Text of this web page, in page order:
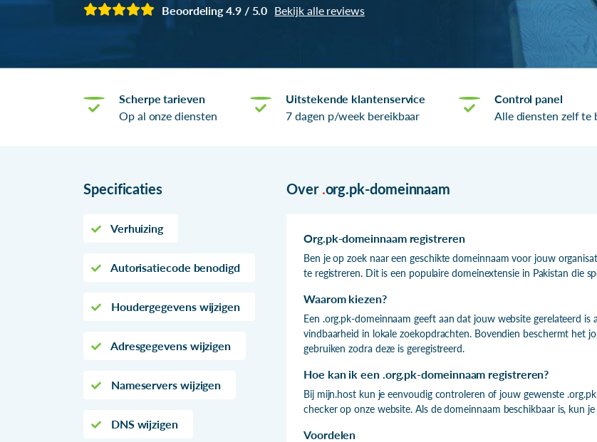
Beoordeling 4.9 / 5.0 Bekijk alle reviews
Scherpe tarieven
Op al onze diensten
Uitstekende klantenservice
7 dagen p/week bereikbaar
Control panel
Alle diensten zelf te
Specificaties
Verhuizing
Autorisatiecode benodigd
Houdergegevens wijzigen
Adresgegevens wijzigen
Nameservers wijzigen
DNS wijzigen
Over .org.pk-domeinnaam
Org.pk-domeinnaam registreren
Ben je op zoek naar een geschikte domeinnaam voor jouw
te registreren. Dit is een populaire domeinextensie in Pakistan die
Waarom kiezen?
Een .org.pk-domeinnaam geeft aan dat jouw website gerelateerd
vindbaarheid in lokale zoekopdrachten. Bovendien beschermt het
gebruiken zodra deze is geregistreerd.
Hoe kan ik een .org.pk-domeinnaam registreren?
Bij mijn.host kun je eenvoudig controleren of jouw gewenste
checker op onze website. Als de domeinnaam beschikbaar is, kun
Voordelen